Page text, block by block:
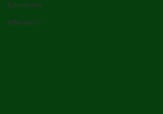
Educación
educación